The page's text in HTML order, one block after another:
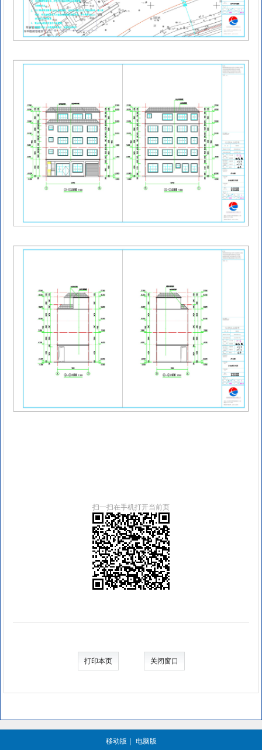
扫一扫在手机打开当前页
打印本页 关闭窗口
移动版 ｜ 电脑版